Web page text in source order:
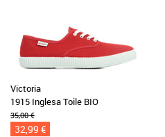
Victoria
1915 Inglesa Toile BIO
35,00 €
32,99 €